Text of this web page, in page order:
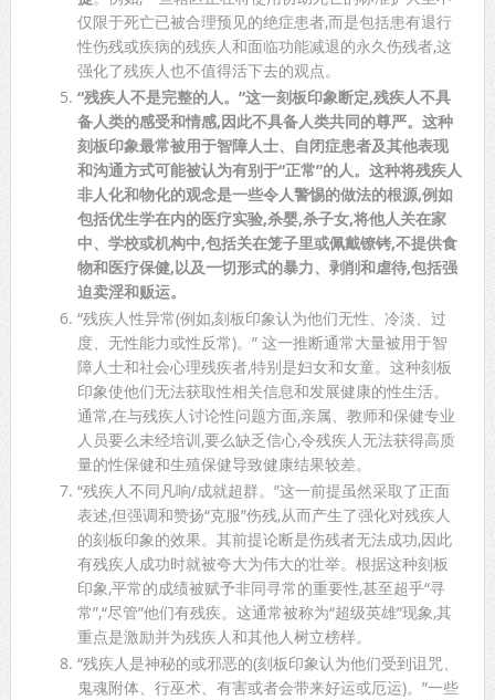
仅限于死亡已被合理预见的绝症患者,而是包括患有退行
性伤残或疾病的残疾人和面临功能减退的永久伤残者,这
强化了残疾人也不值得活下去的观点。
“残疾人不是完整的人。”这一刻板印象断定,残疾人不具
备人类的感受和情感,因此不具备人类共同的尊严。这种
刻板印象最常被用于智障人士、自闭症患者及其他表现
和沟通方式可能被认为有别于“正常”的人。这种将残疾人
非人化和物化的观念是一些令人警惕的做法的根源,例如
包括优生学在内的医疗实验,杀婴,杀子女,将他人关在家
中、学校或机构中,包括关在笼子里或佩戴镣铐,不提供食
物和医疗保健,以及一切形式的暴力、剥削和虐待,包括强
迫卖淫和贩运。
“残疾人性异常(例如,刻板印象认为他们无性、冷淡、过
度、无性能力或性反常)。” 这一推断通常大量被用于智
障人士和社会心理残疾者,特别是妇女和女童。这种刻板
印象使他们无法获取性相关信息和发展健康的性生活。
通常,在与残疾人讨论性问题方面,亲属、教师和保健专业
人员要么未经培训,要么缺乏信心,令残疾人无法获得高质
量的性保健和生殖保健导致健康结果较差。
“残疾人不同凡响/成就超群。”这一前提虽然采取了正面
表述,但强调和赞扬“克服”伤残,从而产生了强化对残疾人
的刻板印象的效果。其前提论断是伤残者无法成功,因此
有残疾人成功时就被夸大为伟大的壮举。根据这种刻板
印象,平常的成绩被赋予非同寻常的重要性,甚至超乎“寻
常”,“尽管”他们有残疾。这通常被称为“超级英雄”现象,其
重点是激励并为残疾人和其他人树立榜样。
“残疾人是神秘的或邪恶的(刻板印象认为他们受到诅咒、
鬼魂附体、行巫术、有害或者会带来好运或厄运)。”一些